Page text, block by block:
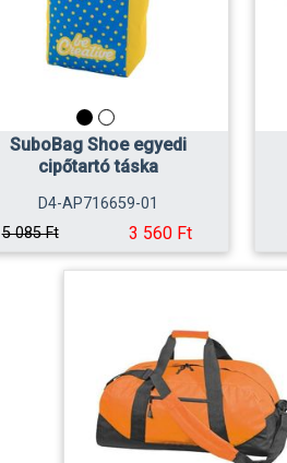
SuboBag Shoe egyedi
cipőtartó táska
D4-AP716659-01
5 085 Ft
3 560 Ft